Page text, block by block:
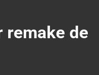
remake de